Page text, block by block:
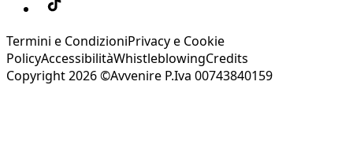
Termini e CondizioniPrivacy e Cookie
PolicyAccessibilitàWhistleblowingCredits
Copyright 2026 ©Avvenire P.Iva 00743840159